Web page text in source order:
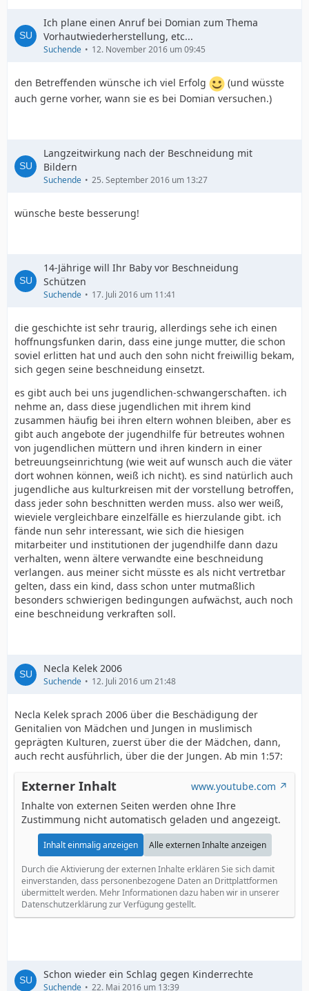
Ich plane einen Anruf bei Domian zum Thema
Vorhautwiederherstellung, etc...
Suchende 12. November 2016 um 09:45
den Betreffenden wünsche ich viel Erfolg
(und wüsste
auch gerne vorher, wann sie es bei Domian versuchen.)
Langzeitwirkung nach der Beschneidung mit
Bildern
Suchende 25. September 2016 um 13:27
wünsche beste besserung!
14-Jährige will Ihr Baby vor Beschneidung
Schützen
Suchende 17. Juli 2016 um 11:41
die geschichte ist sehr traurig, allerdings sehe ich einen
hoffnungsfunken darin, dass eine junge mutter, die schon
soviel erlitten hat und auch den sohn nicht freiwillig bekam,
sich gegen seine beschneidung einsetzt.
es gibt auch bei uns jugendlichen-schwangerschaften. ich
nehme an, dass diese jugendlichen mit ihrem kind
zusammen häufig bei ihren eltern wohnen bleiben, aber es
gibt auch angebote der jugendhilfe für betreutes wohnen
von jugendlichen müttern und ihren kindern in einer
betreuungseinrichtung (wie weit auf wunsch auch die väter
dort wohnen können, weiß ich nicht). es sind natürlich auch
jugendliche aus kulturkreisen mit der vorstellung betroffen,
dass jeder sohn beschnitten werden muss. also wer weiß,
wieviele vergleichbare einzelfälle es hierzulande gibt. ich
fände nun sehr interessant, wie sich die hiesigen
mitarbeiter und institutionen der jugendhilfe dann dazu
verhalten, wenn ältere verwandte eine beschneidung
verlangen. aus meiner sicht müsste es als nicht vertretbar
gelten, dass ein kind, dass schon unter mutmaßlich
besonders schwierigen bedingungen aufwächst, auch noch
eine beschneidung verkraften soll.
Necla Kelek 2006
Suchende 12. Juli 2016 um 21:48
Necla Kelek sprach 2006 über die Beschädigung der
Genitalien von Mädchen und Jungen in muslimisch
geprägten Kulturen, zuerst über die der Mädchen, dann,
auch recht ausführlich, über die der Jungen. Ab min 1:57:
Externer Inhalt
www.youtube.com
Inhalte von externen Seiten werden ohne Ihre
Zustimmung nicht automatisch geladen und angezeigt.
Inhalt einmalig anzeigen Alle externen Inhalte anzeigen
Durch die Aktivierung der externen Inhalte erklären Sie sich damit
einverstanden, dass personenbezogene Daten an Drittplattformen
übermittelt werden. Mehr Informationen dazu haben wir in unserer
Datenschutzerklärung zur Verfügung gestellt.
Schon wieder ein Schlag gegen Kinderrechte
Suchende 22. Mai 2016 um 13:39